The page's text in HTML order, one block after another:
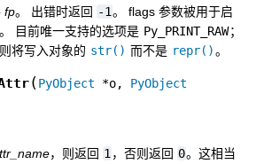
fp。 出错时返回 -1。 flags 参数被用于启
目前唯一支持的选项是 Py_PRINT_RAW；
将写入对象的 str() 而不是 repr()。
(PyObject *o, PyObject
，则返回 1 ，否则返回 0。这相当